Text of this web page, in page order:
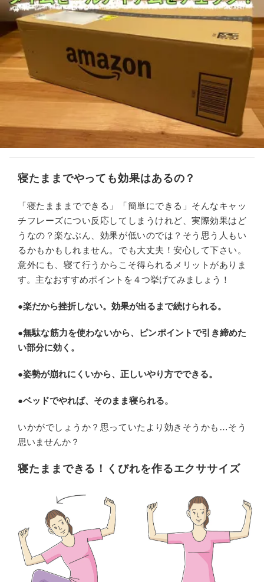
寝たままでやっても効果はあるの？
「寝たまままでできる」「簡単にできる」そんなキャッ
チフレーズについ反応してしまうけれど、実際効果はど
うなの？楽なぶん、効果が低いのでは？そう思う人もい
るかもかもしれません。でも大丈夫！安心して下さい。
意外にも、寝て行うからこそ得られるメリットがありま
す。主なおすすめポイントを４つ挙げてみましょう！
●楽だから挫折しない。効果が出るまで続けられる。
●無駄な筋力を使わないから、ピンポイントで引き締めた
い部分に効く。
●姿勢が崩れにくいから、正しいやり方でできる。
●ベッドでやれば、そのまま寝られる。
いかがでしょうか？思っていたより効きそうかも…そう
思いませんか？
寝たままできる！くびれを作るエクササイズ